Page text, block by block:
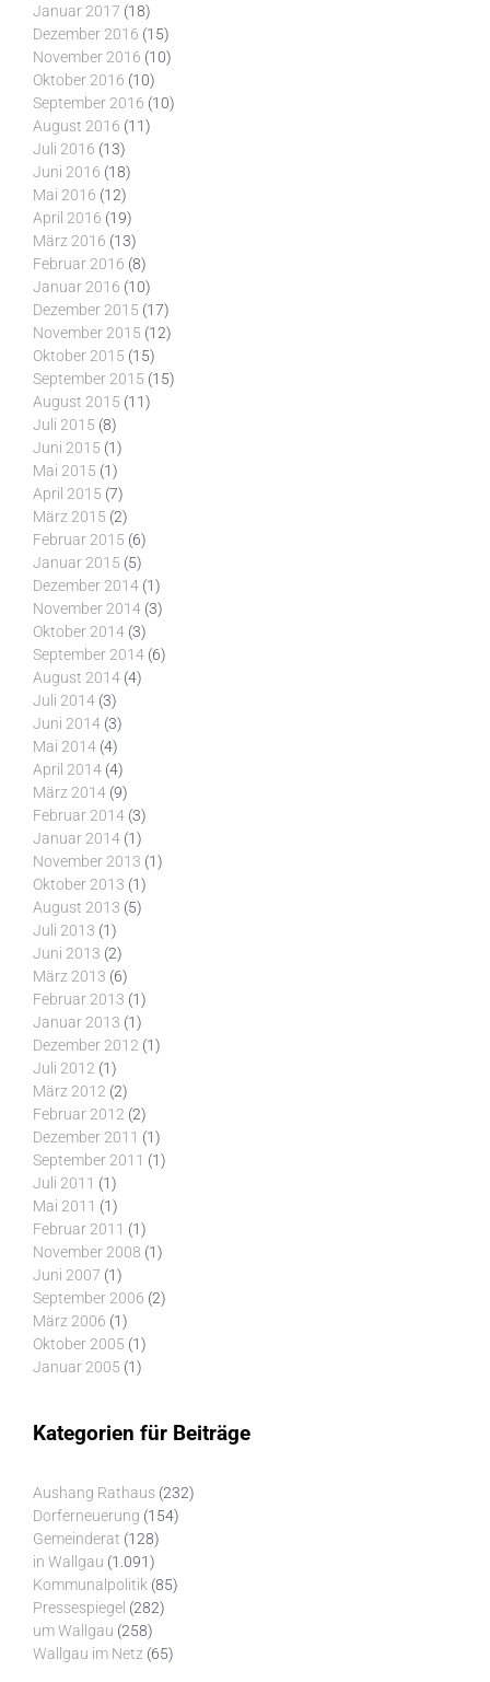
Januar 2017 (18)
Dezember 2016 (15)
November 2016 (10)
Oktober 2016 (10)
September 2016 (10)
August 2016 (11)
Juli 2016 (13)
Juni 2016 (18)
Mai 2016 (12)
April 2016 (19)
März 2016 (13)
Februar 2016 (8)
Januar 2016 (10)
Dezember 2015 (17)
November 2015 (12)
Oktober 2015 (15)
September 2015 (15)
August 2015 (11)
Juli 2015 (8)
Juni 2015 (1)
Mai 2015 (1)
April 2015 (7)
März 2015 (2)
Februar 2015 (6)
Januar 2015 (5)
Dezember 2014 (1)
November 2014 (3)
Oktober 2014 (3)
September 2014 (6)
August 2014 (4)
Juli 2014 (3)
Juni 2014 (3)
Mai 2014 (4)
April 2014 (4)
März 2014 (9)
Februar 2014 (3)
Januar 2014 (1)
November 2013 (1)
Oktober 2013 (1)
August 2013 (5)
Juli 2013 (1)
Juni 2013 (2)
März 2013 (6)
Februar 2013 (1)
Januar 2013 (1)
Dezember 2012 (1)
Juli 2012 (1)
März 2012 (2)
Februar 2012 (2)
Dezember 2011 (1)
September 2011 (1)
Juli 2011 (1)
Mai 2011 (1)
Februar 2011 (1)
November 2008 (1)
Juni 2007 (1)
September 2006 (2)
März 2006 (1)
Oktober 2005 (1)
Januar 2005 (1)
Kategorien für Beiträge
Aushang Rathaus (232)
Dorferneuerung (154)
Gemeinderat (128)
in Wallgau (1.091)
Kommunalpolitik (85)
Pressespiegel (282)
um Wallgau (258)
Wallgau im Netz (65)